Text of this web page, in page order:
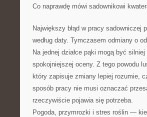
Co naprawdę mówi sadownikowi
Największy błąd w pracy sadowniczej
według daty. Tymczasem odmiany o
Na jednej działce pąki mogą być
spokojniejszej oceny. Z tego powodu
który zapisuje zmiany lepiej rozumie,
sposób pracy nie musi oznaczać
rzeczywiście pojawia się potrzeba.
Pogoda, przymrozki i stres roślin —